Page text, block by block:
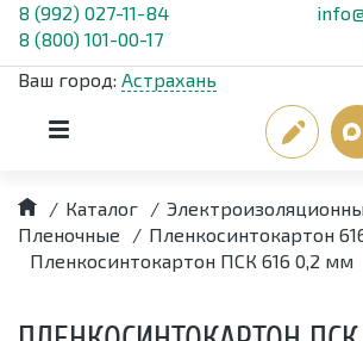
8 (992) 027-11-84
8 (800) 101-00-17
Ваш город: Астрахань
/ Каталог /
Пленочные
/ Пленкосинтокартон
Пленкосинтокартон ПСК 616 0,2 мм